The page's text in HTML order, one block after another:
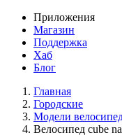
Приложения
Магазин
Поддержка
Хаб
Блог
Главная
Городские
Модели
Велосипед cube